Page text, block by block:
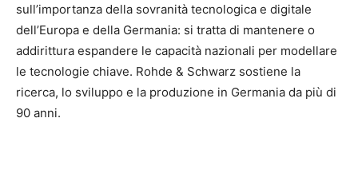
sull’importanza della sovranità tecnologica e digitale
dell’Europa e della Germania: si tratta di mantenere o
addirittura espandere le capacità nazionali per modellare
le tecnologie chiave. Rohde & Schwarz sostiene la
ricerca, lo sviluppo e la produzione in Germania da più di
90 anni.